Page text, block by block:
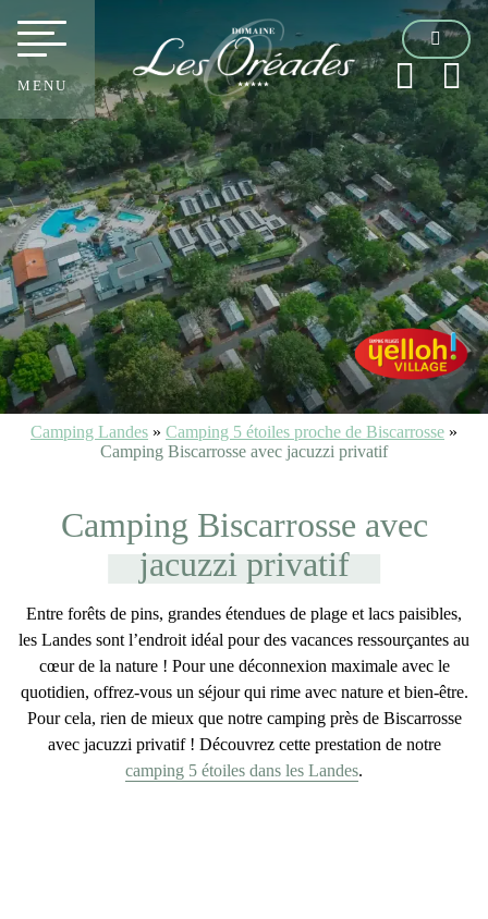
MENU
Camping Landes » Camping 5 étoiles proche de Biscarrosse »
Camping Biscarrosse avec jacuzzi privatif
Camping Biscarrosse avec
jacuzzi privatif
Entre forêts de pins, grandes étendues de plage et lacs paisibles,
les Landes sont l’endroit idéal pour des vacances ressourçantes au
cœur de la nature ! Pour une déconnexion maximale avec le
quotidien, offrez-vous un séjour qui rime avec nature et bien-être.
Pour cela, rien de mieux que notre camping près de Biscarrosse
avec jacuzzi privatif! Découvrez cette prestation de notre
camping 5 étoiles dans les Landes.